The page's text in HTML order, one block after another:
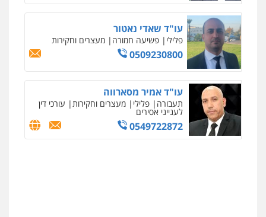
עו"ד שאדי נאטור
פלילי פשיעה חמורה מעצרים וחקירות
0509230800
עו"ד אמיר מסארווה
תעבורה פלילי מעצרים וחקירות עורכי דין
לענייני אסירים
0549722872